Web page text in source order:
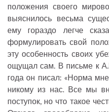
положения своего
выяснилось весьма
ему гораздо легче
формулировать свой
эту особенность своих
ощущал сам. В письме к
года он писал: «Норма мне
никому из нас. Все мы
поступок, но что такое